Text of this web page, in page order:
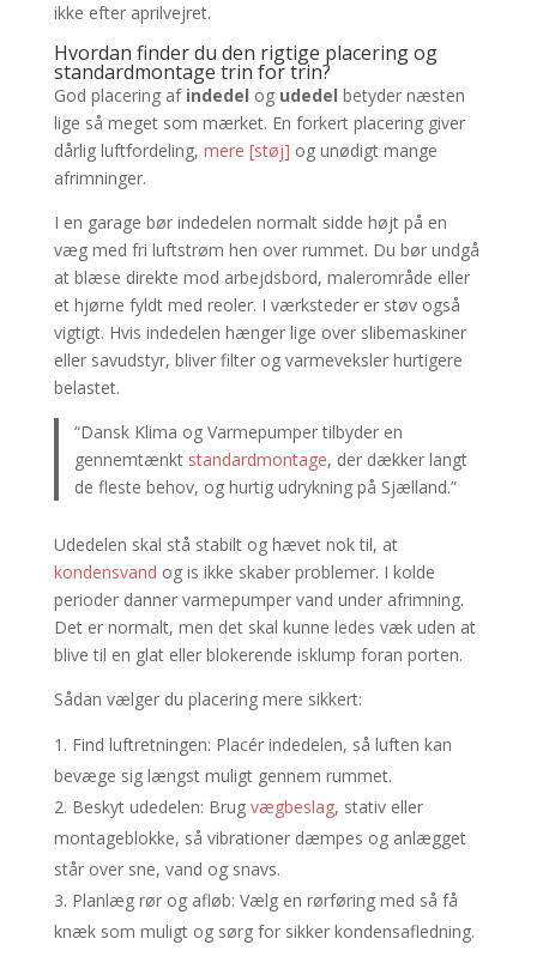
ikke efter aprilvejret.
Hvordan finder du den rigtige placering og
standardmontage trin for trin?
God placering af indedel og udedel betyder næsten
lige så meget som mærket. En forkert placering giver
dårlig luftfordeling, mere [støj] og unødigt mange
afrimninger.
I en garage bør indedelen normalt sidde højt på en
væg med fri luftstrøm hen over rummet. Du bør undgå
at blæse direkte mod arbejdsbord, malerområde eller
et hjørne fyldt med reoler. I værksteder er støv også
vigtigt. Hvis indedelen hænger lige over slibemaskiner
eller savudstyr, bliver filter og varmeveksler hurtigere
belastet.
“Dansk Klima og Varmepumper tilbyder en
gennemtænkt standardmontage, der dækker langt
de fleste behov, og hurtig udrykning på Sjælland.”
Udedelen skal stå stabilt og hævet nok til, at
kondensvand og is ikke skaber problemer. I kolde
perioder danner varmepumper vand under afrimning.
Det er normalt, men det skal kunne ledes væk uden at
blive til en glat eller blokerende isklump foran porten.
Sådan vælger du placering mere sikkert:
Find luftretningen: Placér indedelen, så luften kan
bevæge sig længst muligt gennem rummet.
Beskyt udedelen: Brug vægbeslag, stativ eller
montageblokke, så vibrationer dæmpes og anlægget
står over sne, vand og snavs.
Planlæg rør og afløb: Vælg en rørføring med så få
knæk som muligt og sørg for sikker kondensafledning.